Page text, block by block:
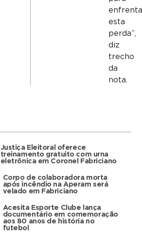
esta
perda”,
diz
trecho
da
nota.
Justiça Eleitoral oferece
treinamento gratuito com urna
eletrônica em Coronel Fabriciano
Corpo de colaboradora morta
após incêndio na Aperam será
velado em Fabriciano
Acesita Esporte Clube lança
documentário em comemoração
aos 80 anos de história no
futebol